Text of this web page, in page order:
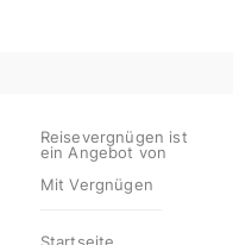
Reisevergnügen ist
ein Angebot von
Mit Vergnügen
Startseite